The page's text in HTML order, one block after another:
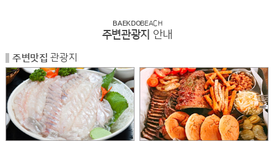
BAEKDOBEACH
주변관광지 안내
주변맛집 관광지